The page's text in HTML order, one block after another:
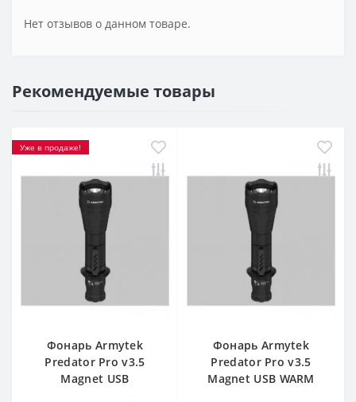
Нет отзывов о данном товаре.
Рекомендуемые товары
Уже в продаже!
Фонарь Armytek
Predator Pro v3.5
Magnet USB
Фонарь Armytek
Predator Pro v3.5
Magnet USB WARM